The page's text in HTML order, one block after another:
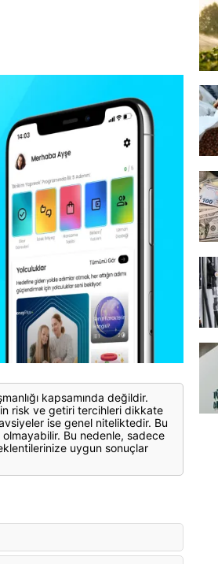
kapsamında değildir.
risk ve getiri tercihleri dikkate
ise genel niteliktedir. Bu
Bu nedenle, sadece
uygun sonuçlar